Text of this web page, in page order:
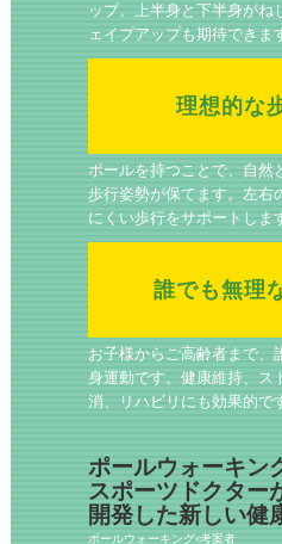
ップ。上半身と下半身がね
ェイプアップも期待できま
理想的な
ポールを持つことで、自然
歩行姿勢が保てます。左右
にくい歩行をサポートしま
誰でも無理
お子様からご高齢者まで、
身運動です。健康維持、ス
消、リハビリにも効果的で
ポールウォーキン
スポーツドクター
開発した新しい健
ポールウォーキング®考案者